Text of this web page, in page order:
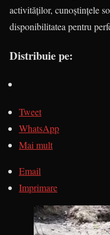
activităţilor, cunoştinţele
disponibilitatea pentru
Distribuie pe:
Tweet
WhatsApp
Mai mult
Email
Imprimare